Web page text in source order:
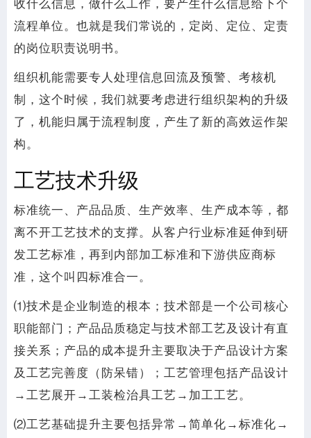
收什么信息，做什么工作，要产生什么信息给下个
流程单位。也就是我们常说的，定岗、定位、定责
的岗位职责说明书。
组织机能需要专人处理信息回流及预警、考核机
制，这个时候，我们就要考虑进行组织架构的升级
了，机能归属于流程制度，产生了新的高效运作架
构。
工艺技术升级
标准统一、产品品质、生产效率、生产成本等，都
离不开工艺技术的支撑。从客户行业标准延伸到研
发工艺标准，再到内部加工标准和下游供应商标
准，这个叫四标准合一。
⑴技术是企业制造的根本；技术部是一个公司核心
职能部门；产品品质稳定与技术部工艺及设计有直
接关系；产品的成本提升主要取决于产品设计方案
及工艺完善度（防呆错）；工艺管理包括产品设计
→工艺展开→工装检治具工艺→加工工艺。
⑵工艺基础提升主要包括异常→简单化→标准化→